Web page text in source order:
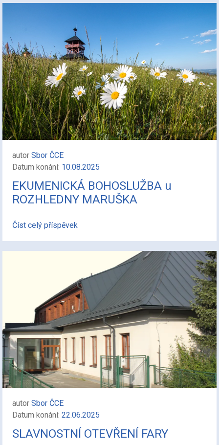
autor Sbor ČCE
Datum konání: 10.08.2025
EKUMENICKÁ BOHOSLUŽBA u
ROZHLEDNY MARUŠKA
Číst celý příspěvek
autor Sbor ČCE
Datum konání: 22.06.2025
SLAVNOSTNÍ OTEVŘENÍ FARY